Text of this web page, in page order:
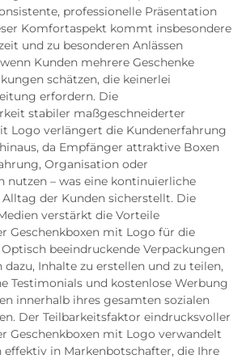
professionelle Präsentation
Komfortaspekt kommt insbesondere
und zu besonderen Anlässen
Kunden mehrere Geschenke
schätzen, die keinerlei
erfordern. Die
stabiler maßgeschneiderter
Logo verlängert die Kundenerfahrung
da Empfänger attraktive Boxen
Organisation oder
nutzen – was eine kontinuierliche
der Kunden sicherstellt. Die
verstärkt die Vorteile
Geschenkboxen mit Logo für die
beeindruckende Verpackungen
dazu, Inhalte zu erstellen und zu teilen,
Testimonials und kostenlose Werbung
innerhalb ihres gesamten sozialen
Der Teilbarkeitsfaktor eindrucksvoller
Geschenkboxen mit Logo verwandelt
effektiv in Markenbotschafter, die Ihre